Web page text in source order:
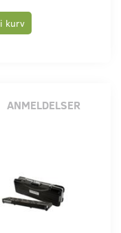
kurv
ANMELDELSER